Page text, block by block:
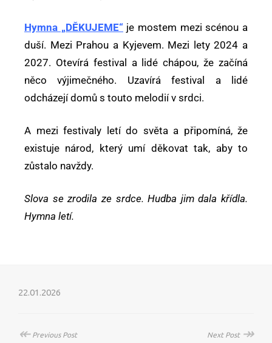
Hymna „DĚKUJEME“je mostem mezi scénou a
duší. Mezi Prahou a Kyjevem. Mezi lety 2024 a
2027. Otevírá festival a lidé chápou, že začíná
něco výjimečného. Uzavírá festival a lidé
odcházejí domů s touto melodií v srdci.
A mezi festivaly letí do světa a připomíná, že
existuje národ, který umí děkovat tak, aby to
zůstalo navždy.
Slova se zrodila ze srdce. Hudba jim dala křídla.
Hymna letí.
22.01.2026
↞Previous Post Next Post ↠